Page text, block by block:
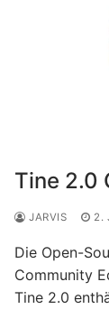
Tine 2.0
JARVIS 2.
Die Open-
Community
Tine 2.0